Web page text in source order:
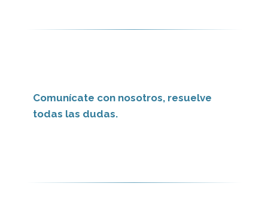
Comunícate con nosotros, resuelve
todas las dudas.